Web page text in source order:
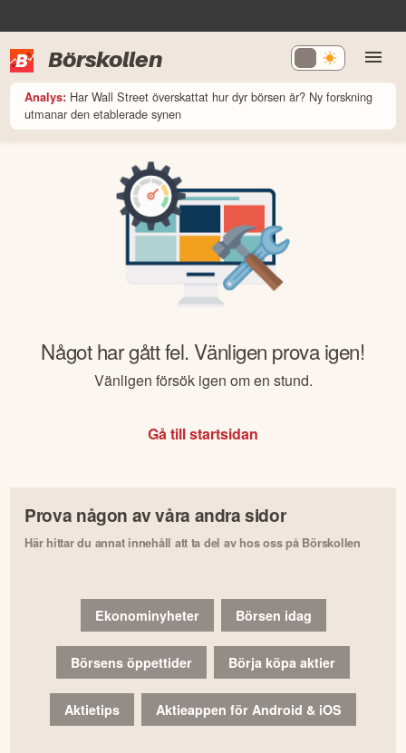
Börskollen
Analys: Har Wall Street överskattat hur dyr börsen är? Ny forskning
utmanar den etablerade synen
Något har gått fel. Vänligen prova igen!
Vänligen försök igen om en stund.
Gå till startsidan
Prova någon av våra andra sidor
Här hittar du annat innehåll att ta del av hos oss på Börskollen
Ekonominyheter Börsen idag
Börsens öppettider Börja köpa aktier
Aktietips Aktieappen för Android & iOS